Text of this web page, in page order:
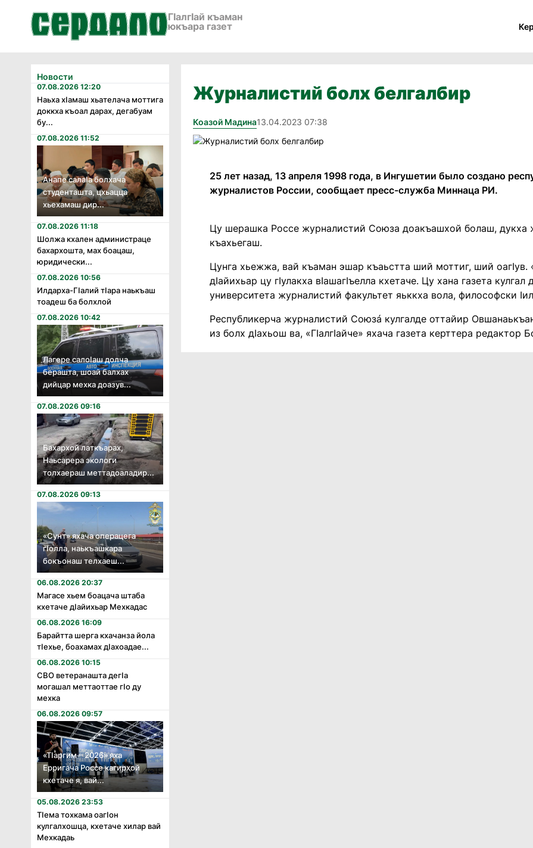
ГӀалгӀай къаман
юкъара газет
Новости
07.08.2026 12:20
Наьха хӏамаш хьателача моттига
доккха къоал дарах, дегабуам
бу...
07.08.2026 11:52
Анапе салаӏа болхача
студенташта, цхьацца
хьехамаш дир...
07.08.2026 11:18
Шолжа кхален администраце
бахархошта, мах боацаш,
юридически...
07.08.2026 10:56
Илдарха-Гӏалий тӏара наькъаш
тоадеш ба болхлой
07.08.2026 10:42
Лагере салоӏаш долча
берашта, шоай балхах
дийцар мехка доазув...
07.08.2026 09:16
Бахархой латкъарах,
Наьсарера экологи
толхаераш меттадоаладир...
07.08.2026 09:13
«Сунт» яхача операцега
гӏолла, наькъашкара
бокъонаш телхаеш...
06.08.2026 20:37
Магасе хьем боацача штаба
кхетаче дӏайихьар Мехкадас
06.08.2026 16:09
Барайтта шерга кхачанза йола
тӏехье, боахамах дӏахоадае...
06.08.2026 10:15
СВО ветеранашта дегӏа
могашал меттаоттае гӏо ду
мехка
06.08.2026 09:57
«Тӏаргим – 2026» яха
Ерригача Россе кагирхой
кхетаче я, вай...
05.08.2026 23:53
Тӏема тохкама оагӏон
кулгалхошца, кхетаче хилар вай
Мехкадаь
Журналистий болх белгалбир
Коазой Мадина13.04.2023 07:38
25 лет назад, 13 апреля 1998 года, в Ингушетии было создано
журналистов России, сообщает пресс-служба Миннаца РИ.
Цу шерашка Россе журналистий Союза доакъашхой болаш, дукха
къахьегаш.
Цунга хьежжа, вай къаман эшар къаьстта ший моттиг, ший оагIув.
дIайихьар цу гIулакха вIашагIъелла кхетаче. Цу хана газета
университета журналистий факультет яьккха вола, философски
Республикерча журналистий Союзá кулгалде оттайир
из болх дIахьош ва, «ГIалгIайче» яхача газета керттера редактор